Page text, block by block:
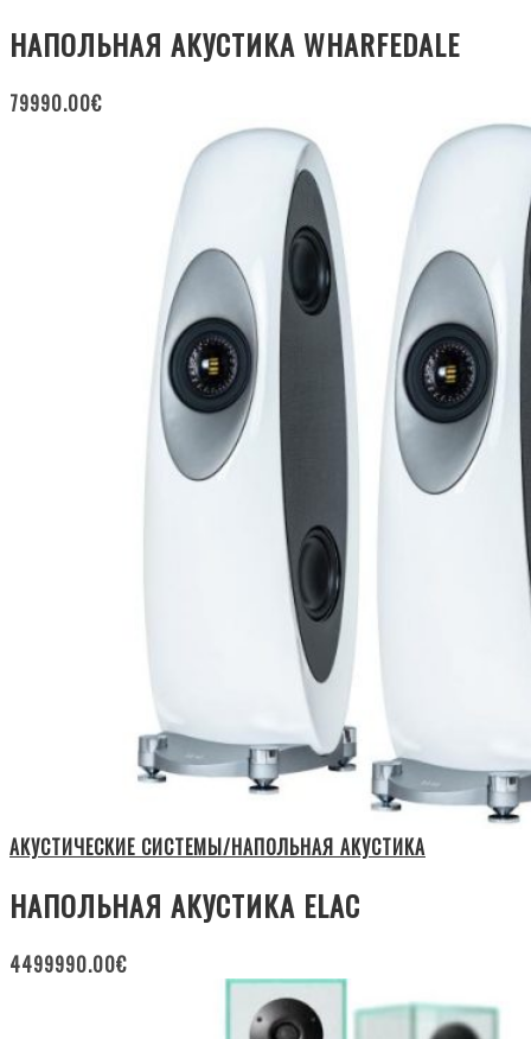
НАПОЛЬНАЯ АКУСТИКА WHARFEDALE
79990.00€
АКУСТИЧЕСКИЕ СИСТЕМЫ/НАПОЛЬНАЯ АКУСТИКА
НАПОЛЬНАЯ АКУСТИКА ELAC
4499990.00€